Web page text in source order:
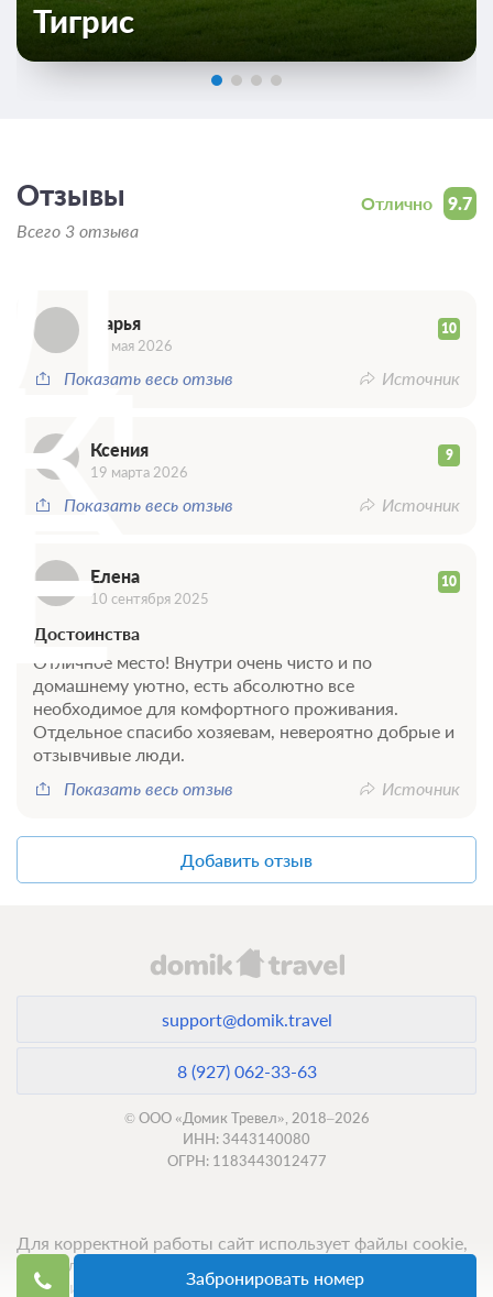
Тигрис
9.7
Отлично
Отзывы
Всего 3 отзыва
Дарья 10
12 мая 2026
Показать весь отзыв Источник
Ксения 9
19 марта 2026
Показать весь отзыв Источник
Елена 10
10 сентября 2025
Достоинства
Отличное место! Внутри очень чисто и по
домашнему уютно, есть абсолютно все
необходимое для комфортного проживания.
Отдельное спасибо хозяевам, невероятно добрые и
отзывчивые люди.
Показать весь отзыв
Источник
Добавить отзыв
Забронировать номер
support@domik.travel
8 (927) 062-33-63
© ООО «Домик Тревел», 2018–2026
ИНН: 3443140080
ОГРН: 1183443012477
Для корректной работы сайт использует файлы cookie,
продолжение использования сервиса означает ваше
согласие с обработкой данных.